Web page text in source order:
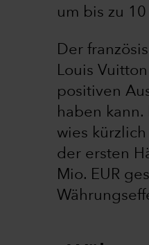
um bis zu
Der
Louis
positiven
haben kann.
wies
der ersten
Mio. EUR